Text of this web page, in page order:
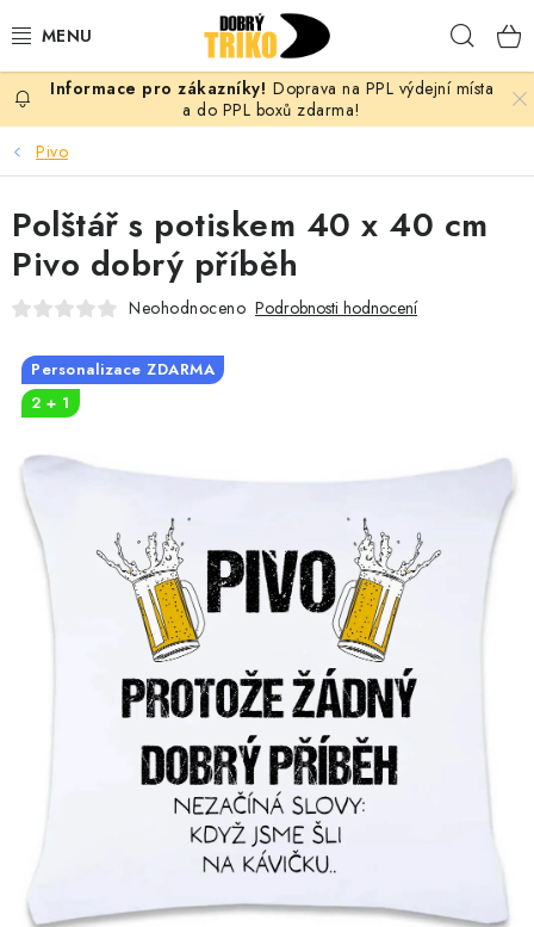
na
PRO ŽENY
PRO MUŽE
PRO DĚTI
PRO PÁRY
VLASTNÍ MOTIV
MIKINY
OKAMŽITĚ K ODBĚRU
MÁM SRDCE POMÁHÁM
O nás Časté otázky
Doprava a platba
Doprava na PPL výdejní místa
a do PPL boxů zdarma!
Pivo
Polštář s potiskem 40 x 40 cm
Pivo dobrý příběh
Neohodnoceno Podrobnosti hodnocení
Personalizace ZDARMA
2 + 1